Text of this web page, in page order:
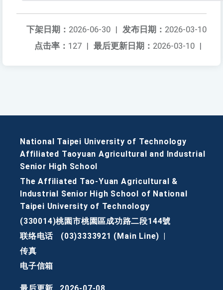
发布日期： 2026-03-10
下架日期： 2026-06-30 |
最后更新日期： 2026-03-10 |
点击率： 127 |
National Taipei University of Technology
Affiliated Taoyuan Agricultural and Industrial
Senior High School
The Affiliated Tao-Yuan Agricultural &
Industrial Senior High School of National
Taipei University of Technology
(330014)桃園市桃園區成功路二段144號
联络电话
(03)3333921 (Main Line)
传真
电子信箱